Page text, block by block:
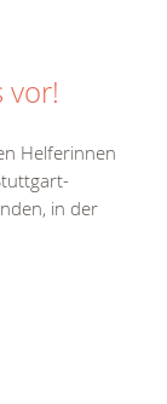
vor!
Helferinnen
in der